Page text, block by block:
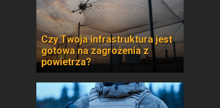
Czy Twoja infrastruktura jest
gotowa na zagrożenia z
powietrza?